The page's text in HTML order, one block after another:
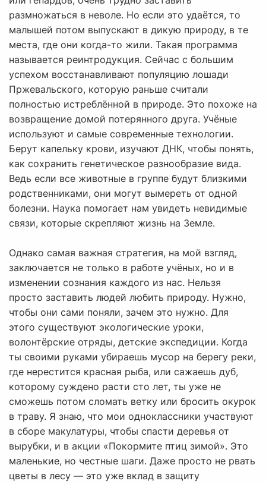
размножаться в неволе. Но если это удаётся, то
малышей потом выпускают в дикую природу, в те
места, где они когда-то жили. Такая программа
называется реинтродукция. Сейчас с большим
успехом восстанавливают популяцию лошади
Пржевальского, которую раньше считали
полностью истреблённой в природе. Это похоже на
возвращение домой потерянного друга. Учёные
используют и самые современные технологии.
Берут капельку крови, изучают ДНК, чтобы понять,
как сохранить генетическое разнообразие вида.
Ведь если все животные в группе будут близкими
родственниками, они могут вымереть от одной
болезни. Наука помогает нам увидеть невидимые
связи, которые скрепляют жизнь на Земле.
Однако самая важная стратегия, на мой взгляд,
заключается не только в работе учёных, но и в
изменении сознания каждого из нас. Нельзя
просто заставить людей любить природу. Нужно,
чтобы они сами поняли, зачем это нужно. Для
этого существуют экологические уроки,
волонтёрские отряды, детские экспедиции. Когда
ты своими руками убираешь мусор на берегу реки,
где нерестится красная рыба, или сажаешь дуб,
которому суждено расти сто лет, ты уже не
сможешь потом сломать ветку или бросить окурок
в траву. Я знаю, что мои одноклассники участвуют
в сборе макулатуры, чтобы спасти деревья от
вырубки, и в акции «Покормите птиц зимой». Это
маленькие, но честные шаги. Даже просто не рвать
цветы в лесу — это уже вклад в защиту